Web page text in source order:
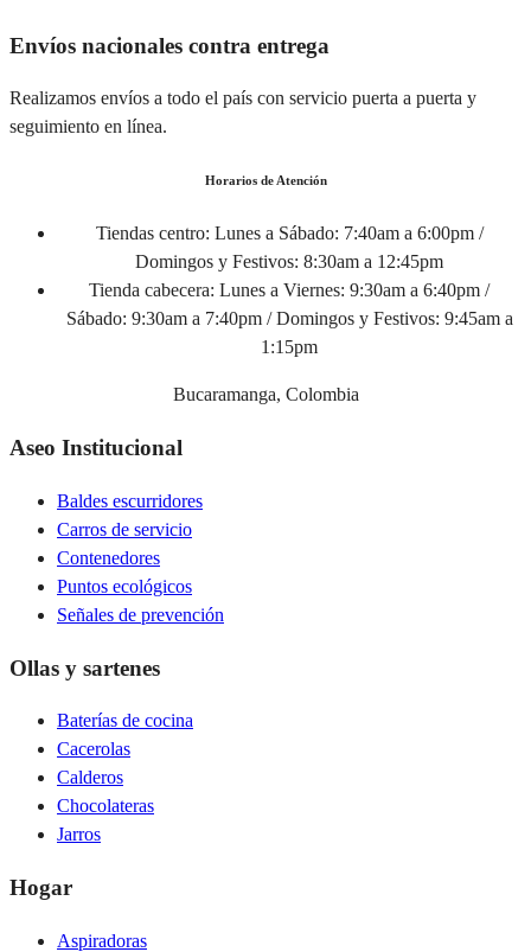
Envíos nacionales contra entrega
Realizamos envíos a todo el país con servicio puerta a puerta y
seguimiento en línea.
Horarios de Atención
Tiendas centro: Lunes a Sábado: 7:40am a 6:00pm /
Domingos y Festivos: 8:30am a 12:45pm
Tienda cabecera: Lunes a Viernes: 9:30am a 6:40pm /
Sábado: 9:30am a 7:40pm / Domingos y Festivos: 9:45am a
1:15pm
Bucaramanga, Colombia
Aseo Institucional
Baldes escurridores
Carros de servicio
Contenedores
Puntos ecológicos
Señales de prevención
Ollas y sartenes
Baterías de cocina
Cacerolas
Calderos
Chocolateras
Jarros
Hogar
Aspiradoras